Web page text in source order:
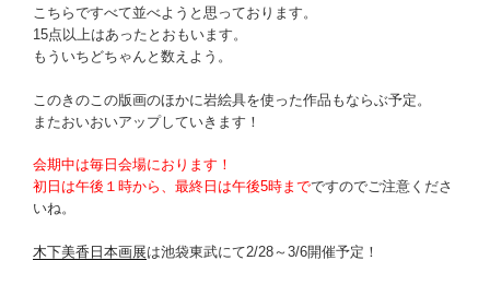
こちらですべて並べようと思っております。
15点以上はあったとおもいます。
もういちどちゃんと数えよう。
このきのこの版画のほかに岩絵具を使った作品もならぶ予定。
またおいおいアップしていきます！
会期中は毎日会場におります！
初日は午後１時から、最終日は午後5時までですのでご注意くださ
いね。
木下美香日本画展は池袋東武にて2/28～3/6開催予定！